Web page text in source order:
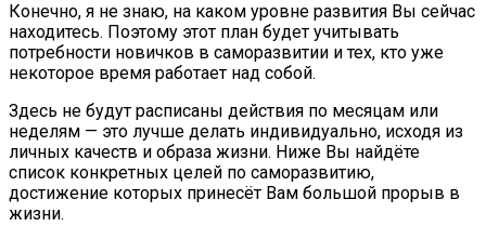
Конечно, я не знаю, на каком уровне развития Вы сейчас
находитесь. Поэтому этот план будет учитывать
потребности новичков в саморазвитии и тех, кто уже
некоторое время работает над собой.
Здесь не будут расписаны действия по месяцам или
неделям — это лучше делать индивидуально, исходя из
личных качеств и образа жизни. Ниже Вы найдёте
список конкретных целей по саморазвитию,
достижение которых принесёт Вам большой прорыв в
жизни.